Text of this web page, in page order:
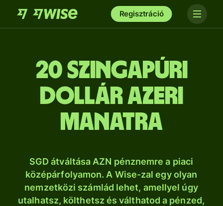
Regisztráció
20 szingapúri
dollár azeri
manatra
SGD átváltása AZN pénznemre a piaci
középárfolyamon. A Wise-zal egy olyan
nemzetközi számlád lehet, amellyel úgy
utalhatsz, költhetsz és válthatod a pénzed,